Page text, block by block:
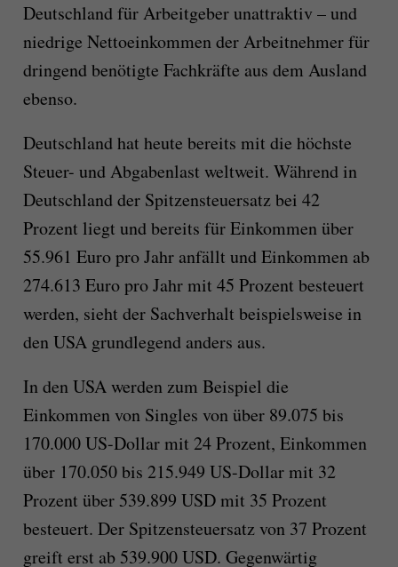
Deutschland für Arbeitgeber unattraktiv – und
niedrige Nettoeinkommen der Arbeitnehmer für
dringend benötigte Fachkräfte aus dem Ausland
ebenso.
Deutschland hat heute bereits mit die höchste
Steuer- und Abgabenlast weltweit. Während in
Deutschland der Spitzensteuersatz bei 42
Prozent liegt und bereits für Einkommen über
55.961 Euro pro Jahr anfällt und Einkommen ab
274.613 Euro pro Jahr mit 45 Prozent besteuert
werden, sieht der Sachverhalt beispielsweise in
den USA grundlegend anders aus.
In den USA werden zum Beispiel die
Einkommen von Singles von über 89.075 bis
170.000 US-Dollar mit 24 Prozent, Einkommen
über 170.050 bis 215.949 US-Dollar mit 32
Prozent über 539.899 USD mit 35 Prozent
besteuert. Der Spitzensteuersatz von 37 Prozent
greift erst ab 539.900 USD. Gegenwärtig